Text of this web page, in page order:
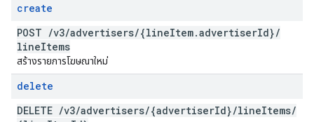
create
POST /v3/advertisers/{lineItem.advertiserId}/
lineItems
สร้างรายการโฆษณาใหม่
delete
DELETE /v3/advertisers/{advertiserId}/lineItems/